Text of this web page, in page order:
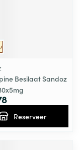
Op voorschrift
Besilaat Sandoz
Reserveer